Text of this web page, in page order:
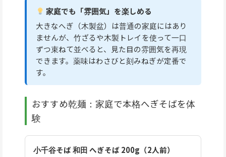
家庭でも「雰囲気」を楽しめる
大きなへぎ（木製盆）は普通の家庭にはあり
ませんが、竹ざるや木製トレイを使って一口
ずつ束ねて並べると、見た目の雰囲気を再現
できます。薬味はわさびと刻みねぎが定番で
す。
おすすめ乾麺：家庭で本格へぎそばを体
験
小千谷そば 和田 へぎそば 200g（2人前）